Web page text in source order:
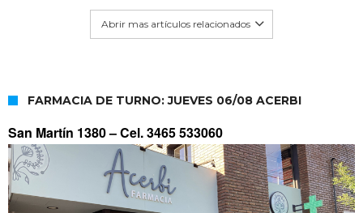
Abrir mas artículos relacionados
FARMACIA DE TURNO: JUEVES 06/08 ACERBI
San Martín 1380 –Cel. 3465 533060